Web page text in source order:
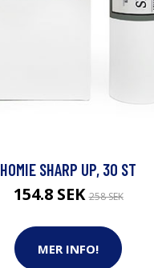
HOMIE SHARP UP, 30 ST
154.8 SEK258 SEK
MER INFO!